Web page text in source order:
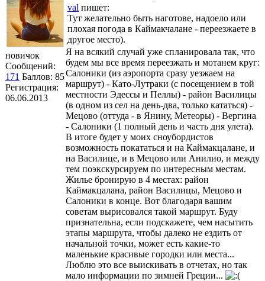
новичок
Сообщений:
171 Баллов: 85
Регистрация:
06.06.2013
val пишет:
Тут желательно быть наготове, надоело или
плохая погода в Каймакчалане - переезжаете в
другое место).
Я на всякий случай уже спланировала так, что
будем мы все время переезжать и мотанем круг:
Салоники (из аэропорта сразу уезжаем на
маршрут) - Като-Лутраки (с посещением в той
местности Эдессы и Пеллы) - район Василицы
(в одном из сел на день-два, только кататься) -
Мецово (оттуда - в Янину, Метеоры) - Вергина
- Салоники (1 полный день и часть дня улета).
В итоге будет у моих сноубордистов
возможность покататься и на Каймакцалане, и
на Василице, и в Мецово или Анилио, и между
тем поэкскурсируем по интересным местам.
Жилье бронирую в 4 местах: район
Каймакцалана, район Василицы, Мецово и
Салоники в конце. Вот благодаря вашим
советам вырисовался такой маршрут. Буду
признательна, если подскажете, чем насытить
этапы маршрута, чтобы далеко не ездить от
начальной точки, может есть какие-то
маленькие красивые городки или места...
Люблю это все выискивать в отчетах, но так
мало информации по зимней Греции...